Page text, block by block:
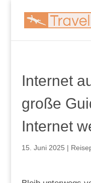
Internet
große
Internet
15. Juni 2025 |